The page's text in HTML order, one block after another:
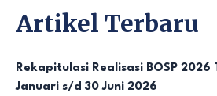
Artikel Terbaru
Rekapitulasi Realisasi BOSP 2026
Januari s/d 30 Juni 2026